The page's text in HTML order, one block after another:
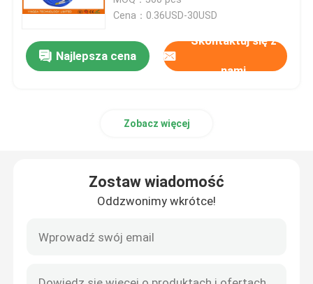
Łącznik światłowodowy
Cena：0.36USD-30USD
Najlepsza cena
Skontaktuj się z
nami
Zobacz więcej
Zostaw wiadomość
Oddzwonimy wkrótce!